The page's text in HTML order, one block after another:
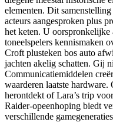
elementen. Dit
acteurs aangesproken plus
het keten. U
toneelspelers kennismaken
Croft plusteken bos auto
jachten akelig schatten. Gij
Communicatiemiddelen
waarderen laatste
herontdekt of Lara’s trip
Raider-opeenhoping biedt
verschillende